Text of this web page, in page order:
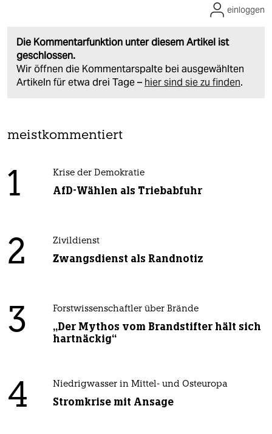
Die Kommentarfunktion unter diesem Artikel ist
geschlossen.
Wir öffnen die Kommentarspalte bei ausgewählten
Artikeln für etwa drei Tage – hier sind sie zu finden.
einloggen
meistkommentiert
1 Krise der Demokratie
AfD-Wählen als Triebabfuhr
2 Zivildienst
Zwangsdienst als Randnotiz
3 Forstwissenschaftler über Brände
„Der Mythos vom Brandstifter hält sich
hartnäckig“
4 Niedrigwasser in Mittel- und Osteuropa
Stromkrise mit Ansage